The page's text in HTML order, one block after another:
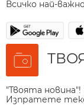
Всичко най-
"Твоята
Изпратете